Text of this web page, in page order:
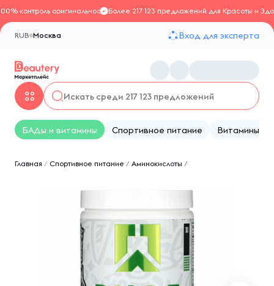
контроль оригинальностиБолее 217 123 предложений для Красоты и
Москва
RUB Вход для эксперта
БАДы и витамины Спортивное питание Витамины
Главная / Спортивное питание / Аминокислоты /